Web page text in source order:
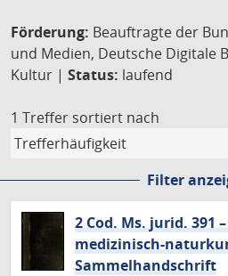
Förderung: Beauftragte der
und Medien, Deutsche Digitale
Kultur | Status: laufend
1 Treffer sortiert nach
Filter
2 Cod. Ms. jurid. 391
medizinisch-
Sammelhandschrift